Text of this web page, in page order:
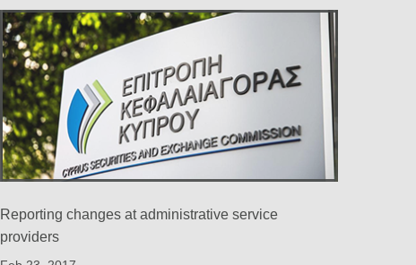
Reporting changes at administrative service
providers